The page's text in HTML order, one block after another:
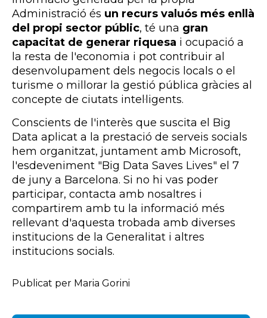
Administració és un recurs valuós més enllà
del propi sector públic, té una gran
capacitat de generar riquesa i ocupació a
la resta de l'economia i pot contribuir al
desenvolupament dels negocis locals o el
turisme o millorar la gestió pública gràcies al
concepte de ciutats intel·ligents.
Conscients de l'interès que suscita el Big
Data aplicat a la prestació de serveis socials
hem organitzat, juntament amb Microsoft,
l'esdeveniment "Big Data Saves Lives" el 7
de juny a Barcelona. Si no hi vas poder
participar, contacta amb nosaltres i
compartirem amb tu la informació més
rellevant d'aquesta trobada amb diverses
institucions de la Generalitat i altres
institucions socials.
Publicat per Maria Gorini